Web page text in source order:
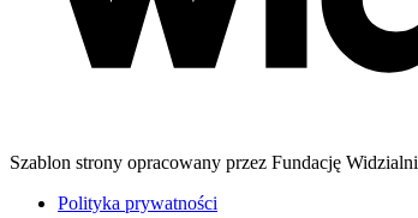
Szablon strony opracowany przez Fundację Widzialni
Polityka prywatności